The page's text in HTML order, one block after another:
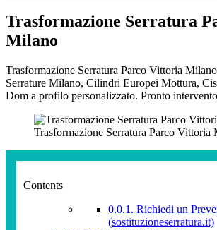
Trasformazione Serratura
Milano
Trasformazione Serratura Parco Vittoria
Serrature Milano, Cilindri Europei Mottura,
Dom a profilo personalizzato. Pronto
Trasformazione Serratura Parco
Contents
0.0.1. Richiedi un
(sostituzioneserratura.it)